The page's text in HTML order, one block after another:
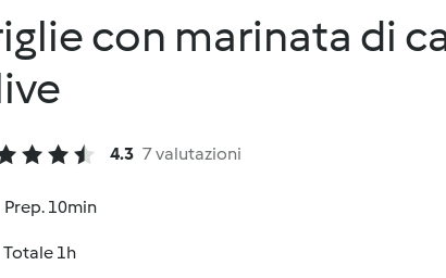
con marinata di
4.3 7 valutazioni
Prep. 10min
Totale 1h